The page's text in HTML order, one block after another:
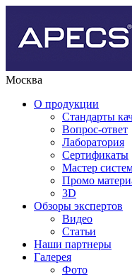
Москва
О продукции
Стандарты
Вопрос-ответ
Лаборатория
Сертификаты
Мастер
Промо
3D
Обзоры экспертов
Видео
Статьи
Наши партнеры
Галерея
Фото